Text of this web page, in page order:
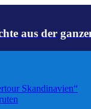
aus der
Skandinavien“